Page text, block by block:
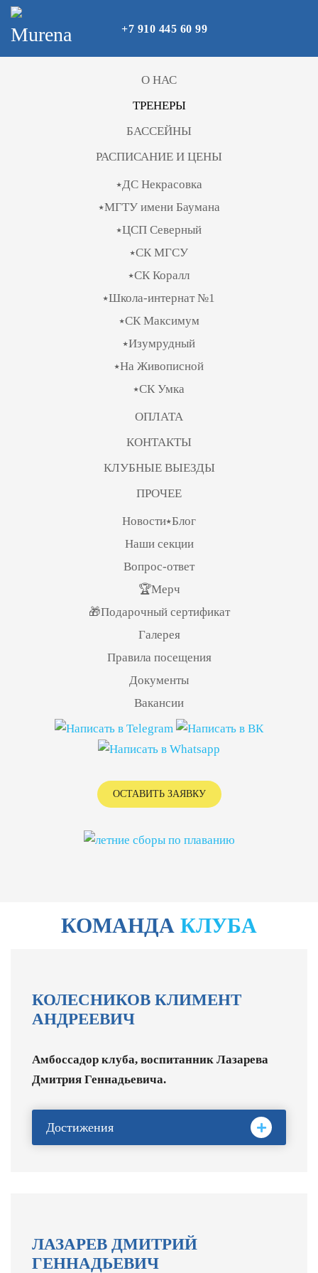
Skip to main content
+7 910 445 60 99
О НАС
ТРЕНЕРЫ
БАССЕЙНЫ
РАСПИСАНИЕ И ЦЕНЫ
⭑ДС Некрасовка
⭑МГТУ имени Баумана
⭑ЦСП Северный
⭑СК МГСУ
⭑СК Коралл
⭑Школа-интернат №1
⭑СК Максимум
⭑Изумрудный
⭑На Живописной
⭑СК Умка
ОПЛАТА
КОНТАКТЫ
КЛУБНЫЕ ВЫЕЗДЫ
ПРОЧЕЕ
Новости⭑Блог
Наши секции
Вопрос-ответ
🏆Мерч
🎁Подарочный сертификат
Галерея
Правила посещения
Документы
Вакансии
ОСТАВИТЬ ЗАЯВКУ
КОМАНДА КЛУБА
КОЛЕСНИКОВ КЛИМЕНТ
АНДРЕЕВИЧ
Амбоссадор клуба, воспитанник Лазарева
Дмитрия Геннадьевича.
Достижения
короткой воде. Шестикратный чемпион
Европы, трехкратный серебряный и
ЛАЗАРЕВ ДМИТРИЙ
ГЕННАДЬЕВИЧ